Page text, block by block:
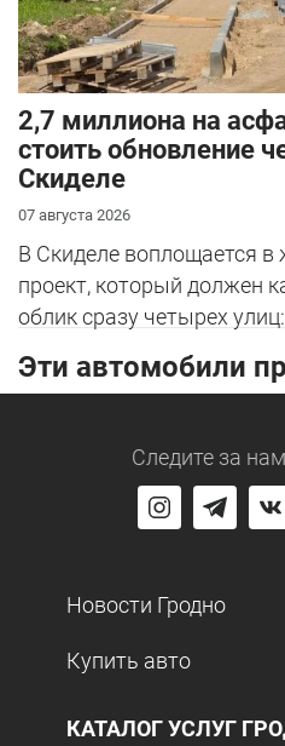
2,7 миллиона на
стоить обновление
Скиделе
07 августа 2026
В Скиделе воплощается
проект, который должен
облик сразу четырех
Эти автомобили
Следите за
Новости Гродно
Купить авто
КАТАЛОГ УСЛУГ